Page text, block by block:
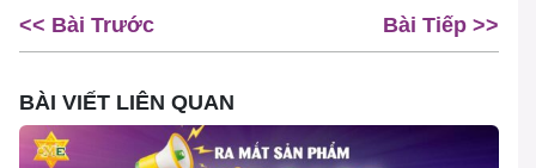
<< Bài Trước Bài Tiếp >>
BÀI VIẾT LIÊN QUAN